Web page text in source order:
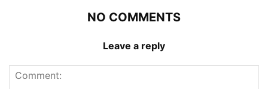
NO COMMENTS
Leave a reply